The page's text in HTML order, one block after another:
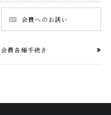
会員へのお誘い
会員各種手続き